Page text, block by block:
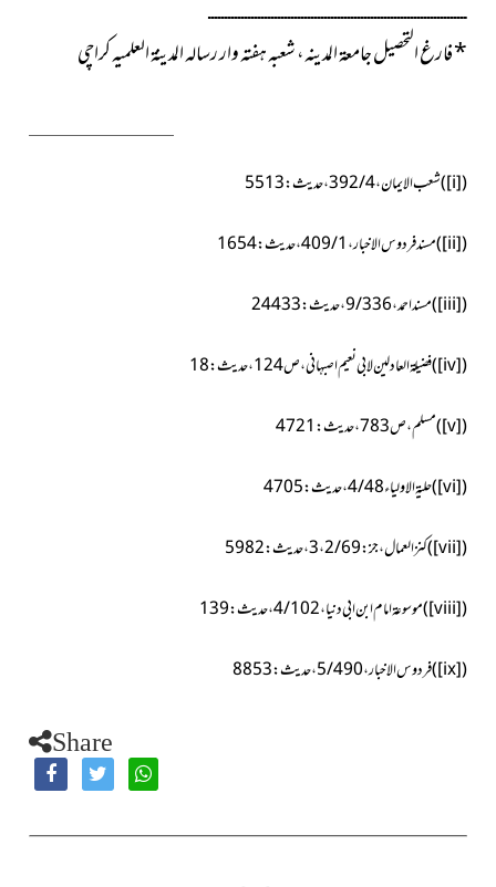
ــــــــــــــــــــــــــــــــــــــــــــــــــــــــــــــــــــــــــــــ
*فارغ التحصیل جامعۃ المدینہ، شعبہ ہفتہ وار رسالہ المدینۃ العلمیہ کراچی
(
[i]
)شعب الایمان، 4 / 392، حدیث : 5513
(
[ii]
)مسند فردوس الاخبار،1 / 409، حدیث:1654
(
[iii] )مسند احمد،9/336،حدیث:24433
(
[iv] )فضیلۃ العادلین لابی نعیم اصبہانی،ص124،حدیث:18
(
[v] )مسلم،ص783،حدیث:4721
(
[vi]
)حلیۃالاولیاء4/48،حدیث:4705
(
[vii]
)کنز العمال، جز:3،2/69، حدیث:5982
(
[viii] )موسو عۃ امام ابن ابی دنیا، 4/102،حدیث:139
(
[ix] )فردوس الاخبار،5/490 ،حدیث:8853
Share